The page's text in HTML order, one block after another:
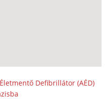
Defibrillátor (AÉD)